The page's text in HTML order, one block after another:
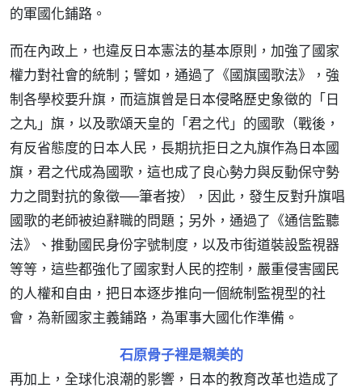
的軍國化鋪路。
而在內政上，也違反日本憲法的基本原則，加強了國家
權力對社會的統制；譬如，通過了《國旗國歌法》，強
制各學校要升旗，而這旗曾是日本侵略歷史象徵的「日
之丸」旗，以及歌頌天皇的「君之代」的國歌（戰後，
有反省態度的日本人民，長期抗拒日之丸旗作為日本國
旗，君之代成為國歌，這也成了良心勢力與反動保守勢
力之間對抗的象徵──筆者按），因此，發生反對升旗唱
國歌的老師被迫辭職的問題；另外，通過了《通信監聽
法》、推動國民身份字號制度，以及市街道裝設監視器
等等，這些都強化了國家對人民的控制，嚴重侵害國民
的人權和自由，把日本逐步推向一個統制監視型的社
會，為新國家主義鋪路，為軍事大國化作準備。
石原骨子裡是親美的
再加上，全球化浪潮的影響，日本的教育改革也造成了